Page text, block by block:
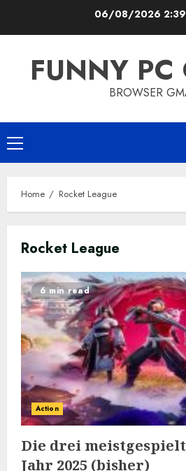
06/08/2026
FUNNY PC
BROWSER
Primary
Menu
Home Rocket League
Rocket League
6 min read
Action
Die drei
Jahr 2025 (bisher)